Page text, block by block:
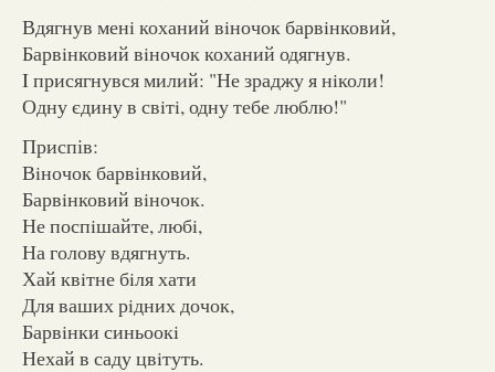
Вдягнув менi коханий вiночок барвiнковий,
Барвiнковий вiночок коханий одягнув.
I присягнувся милий: "Не зраджу я нiколи!
Одну єдину в свiтi, одну тебе люблю!"
Приспів:
Вiночок барвiнковий,
Барвiнковий вiночок.
Не поспiшайте, любi,
На голову вдягнуть.
Хай квiтне бiля хати
Для ваших рiдних дочок,
Барвiнки синьоокi
Нехай в саду цвiтуть.